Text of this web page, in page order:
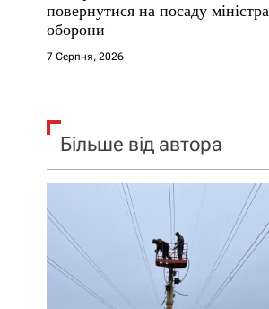
і
в
повернутися на посаду міністра
оборони
7 Серпня, 2026
Більше від автора